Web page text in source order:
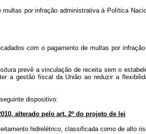
por infração administrativa à Política
com o pagamento de multas por
prevê a vinculação de receita sem o
a gestão fiscal da União ao reduzir a
dispositivo:
alterado pelo art. 2º do projeto de lei
hidrelétrico, classificada como de alto